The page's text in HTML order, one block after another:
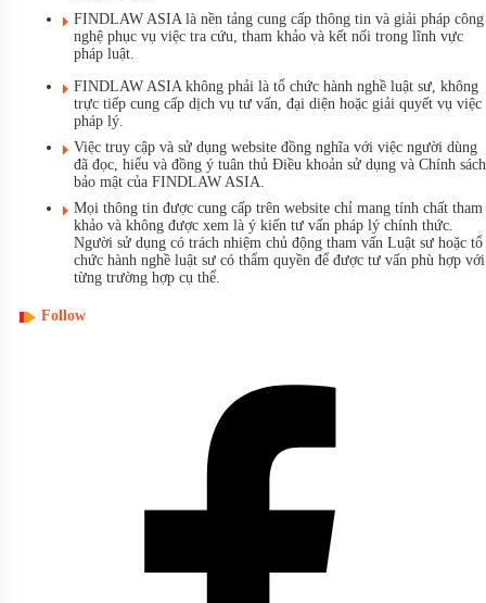
FINDLAW ASIA là nền tảng cung cấp thông tin và giải pháp công
nghệ phục vụ việc tra cứu, tham khảo và kết nối trong lĩnh vực
pháp luật.
FINDLAW ASIA không phải là tổ chức hành nghề luật sư, không
trực tiếp cung cấp dịch vụ tư vấn, đại diện hoặc giải quyết vụ việc
pháp lý.
Việc truy cập và sử dụng website đồng nghĩa với việc người dùng
đã đọc, hiểu và đồng ý tuân thủ Điều khoản sử dụng và Chính sách
bảo mật của FINDLAW ASIA.
Mọi thông tin được cung cấp trên website chỉ mang tính chất tham
khảo và không được xem là ý kiến tư vấn pháp lý chính thức.
Người sử dụng có trách nhiệm chủ động tham vấn Luật sư hoặc tổ
chức hành nghề luật sư có thẩm quyền để được tư vấn phù hợp với
từng trường hợp cụ thể.
Follow